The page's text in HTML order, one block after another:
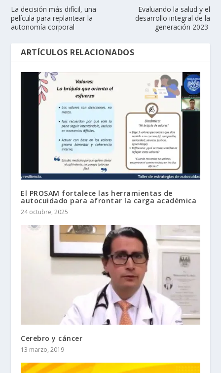
La decisión más difícil, una
película para replantear la
autonomía corporal
Evaluando la salud y el
desarrollo integral de la
generación 2023
ARTÍCULOS RELACIONADOS
El PROSAM fortalece las herramientas de
autocuidado para afrontar la carga académica
24 octubre, 2025
Cerebro y cáncer
13 marzo, 2019